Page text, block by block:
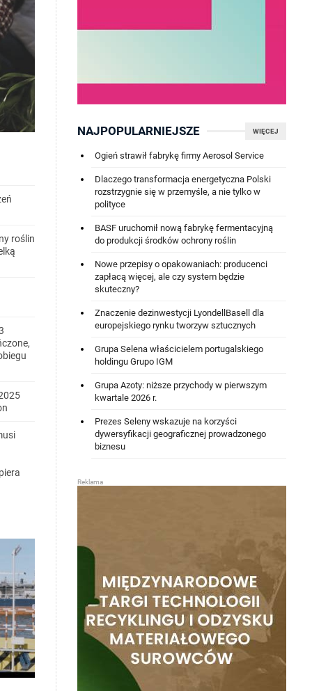
roślin
WIĘCEJ
NAJPOPULARNIEJSZE
Ogień strawił fabrykę firmy Aerosol Service
Dlaczego transformacja energetyczna Polski
rozstrzygnie się w przemyśle, a nie tylko w
polityce
BASF uruchomił nową fabrykę fermentacyjną
do produkcji środków ochrony roślin
Nowe przepisy o opakowaniach: producenci
zapłacą więcej, ale czy system będzie
skuteczny?
Znaczenie dezinwestycji LyondellBasell dla
europejskiego rynku tworzyw sztucznych
Grupa Selena właścicielem portugalskiego
holdingu Grupo IGM
Grupa Azoty: niższe przychody w pierwszym
kwartale 2026 r.
Prezes Seleny wskazuje na korzyści
dywersyfikacji geograficznej prowadzonego
biznesu